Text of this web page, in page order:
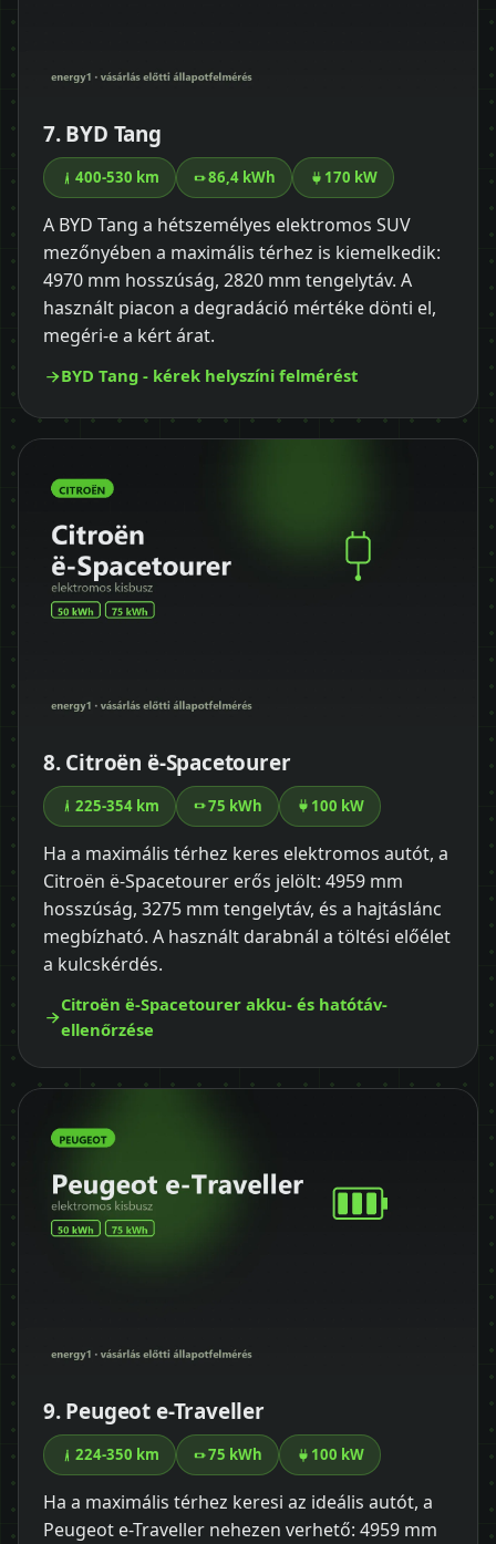
7. BYD Tang
400-530 km 86,4 kWh 170 kW
A BYD Tang a hétszemélyes elektromos SUV
mezőnyében a maximális térhez is kiemelkedik:
4970 mm hosszúság, 2820 mm tengelytáv. A
használt piacon a degradáció mértéke dönti el,
megéri-e a kért árat.
BYD Tang - kérek helyszíni felmérést
8. Citroën ë-Spacetourer
225-354 km 75 kWh 100 kW
Ha a maximális térhez keres elektromos autót, a
Citroën ë-Spacetourer erős jelölt: 4959 mm
hosszúság, 3275 mm tengelytáv, és a hajtáslánc
megbízható. A használt darabnál a töltési előélet
a kulcskérdés.
Citroën ë-Spacetourer akku- és hatótáv-
ellenőrzése
9. Peugeot e-Traveller
224-350 km 75 kWh 100 kW
Ha a maximális térhez keresi az ideális autót, a
Peugeot e-Traveller nehezen verhető: 4959 mm